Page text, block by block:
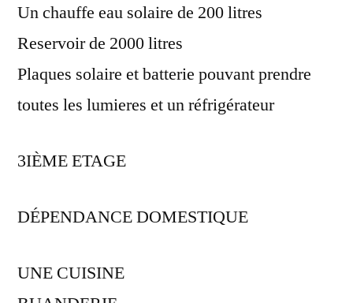
Un chauffe eau solaire de 200 litres
Reservoir de 2000 litres
Plaques solaire et batterie pouvant prendre
toutes les lumieres et un réfrigérateur
3IÈME ETAGE
DÉPENDANCE DOMESTIQUE
UNE CUISINE